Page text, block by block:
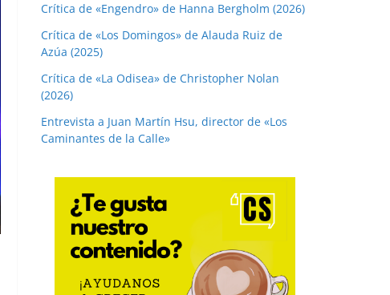
Crítica de «Engendro» de Hanna Bergholm (2026)
Crítica de «Los Domingos» de Alauda Ruiz de
Azúa (2025)
Crítica de «La Odisea» de Christopher Nolan
(2026)
Entrevista a Juan Martín Hsu, director de «Los
Caminantes de la Calle»